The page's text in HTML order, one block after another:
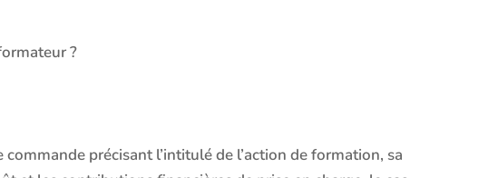
?
précisant l’intitulé de l’action de formation, sa